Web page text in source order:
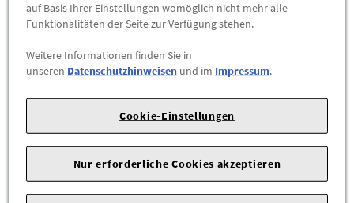
Audi Dachträgertasche
39,90 €
ZUM PRODUKT
auf Basis Ihrer Einstellungen womöglich nicht mehr alle
Funktionalitäten der Seite zur Verfügung stehen.
Weitere Informationen finden Sie in
unseren Datenschutzhinweisen und im Impressum.
Cookie-Einstellungen
Nur erforderliche Cookies akzeptieren